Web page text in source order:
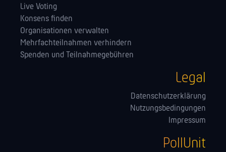
Live Voting
Konsens finden
Orga­nisationen verwalten
Mehrfachteilnahmen verhindern
Spenden und Teilnahmegebühren
Legal
Datenschutzerklärung
Nutzungsbedingungen
Impressum
PollUnit